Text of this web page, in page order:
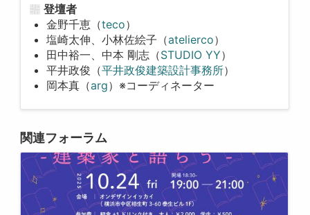
登壇者
金野千恵（teco）
塩崎太伸、小林佐絵子（atelierco）
田中裕一、中本 剛志（STUDIO YY）
平井政俊（平井政俊建築設計事務所）
岡本真（arg）※コーディネーター
関連フォーラム